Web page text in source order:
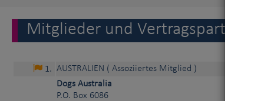
Mitglieder und Vertragspartner
1. AUSTRALIEN ( Assoziiertes Mitglied )
Dogs Australia
P.O. Box 6086